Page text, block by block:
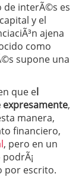
de interÃ©s es
y el
ajena
como
supone una
que el
,
manera,
financiero,
, pero en un
por escrito.